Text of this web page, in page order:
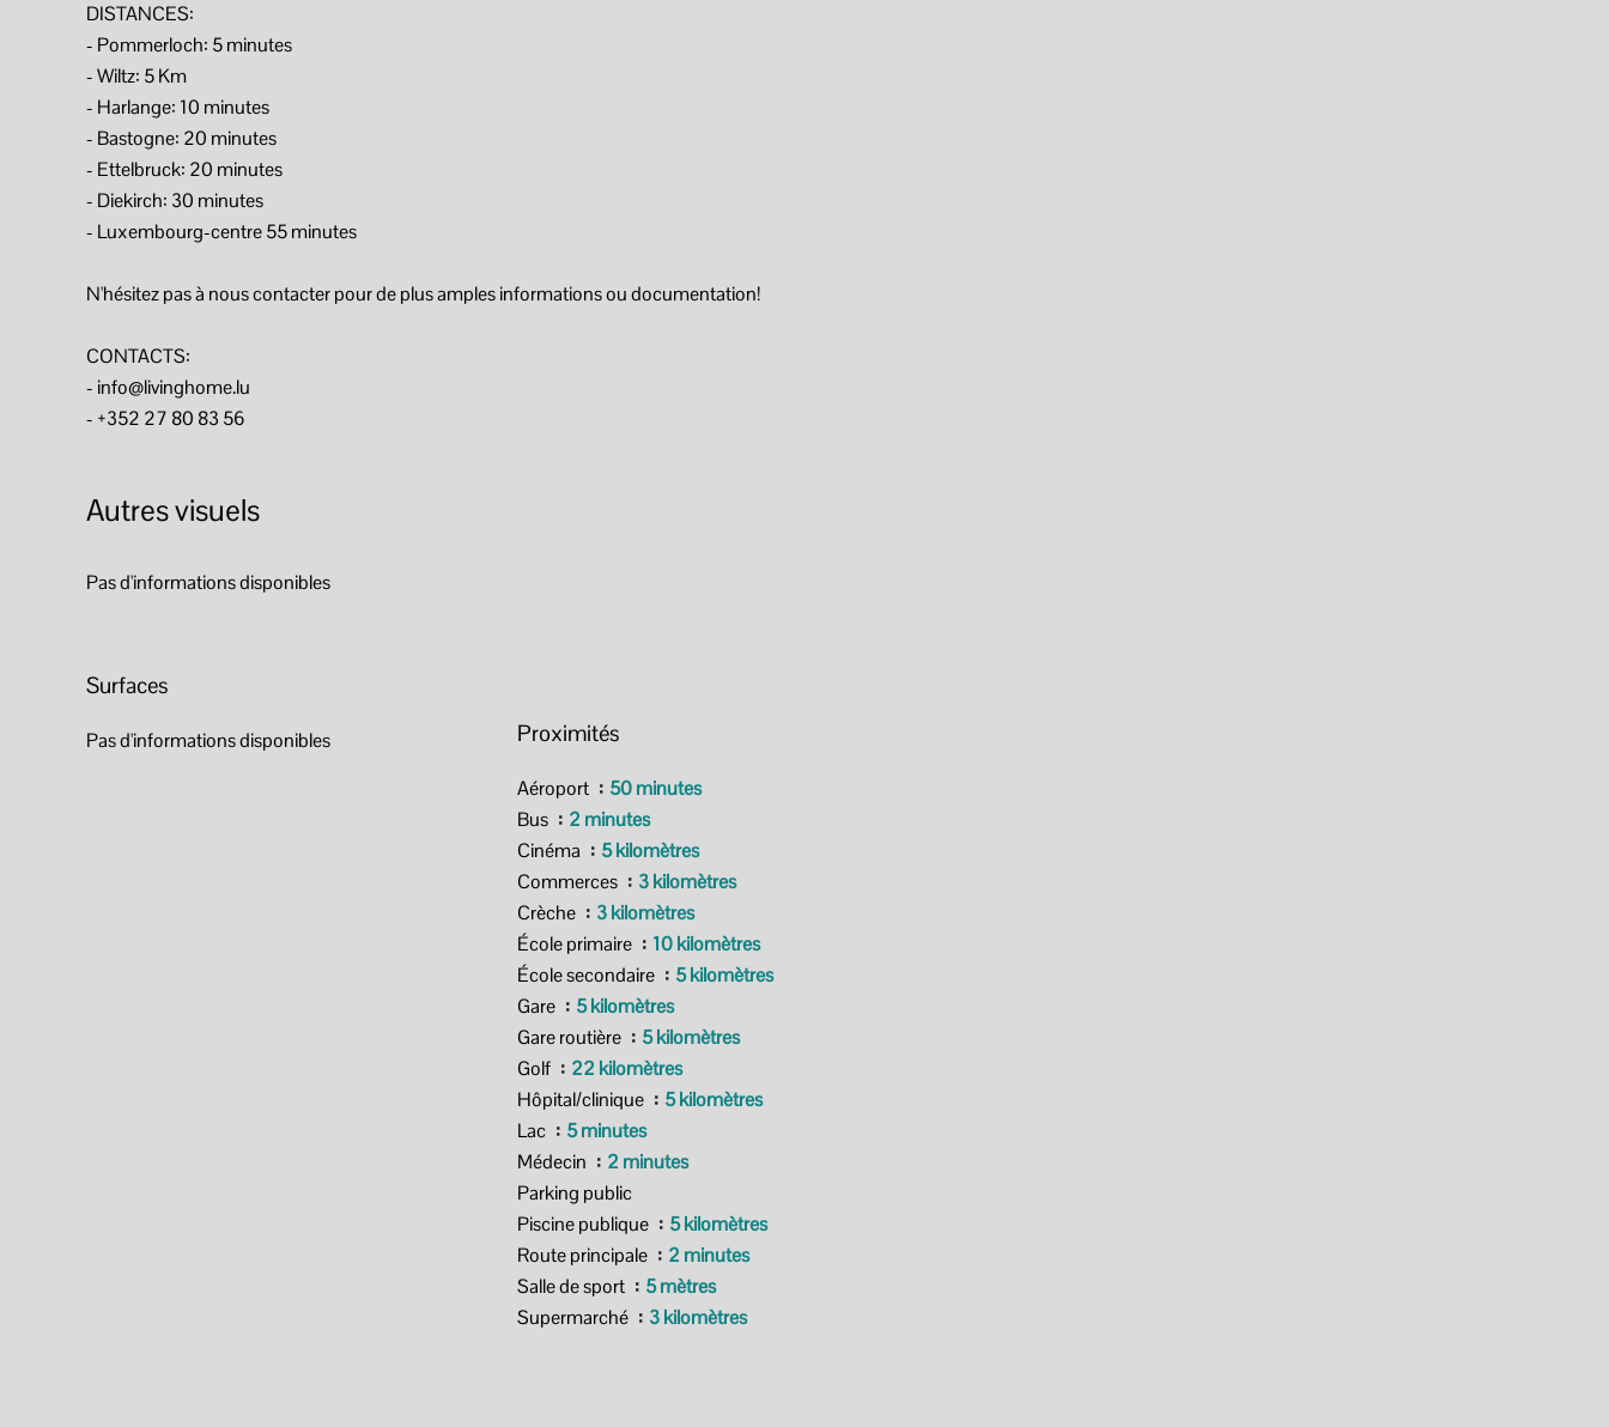
DISTANCES:
- Pommerloch: 5 minutes
- Wiltz: 5 Km
- Harlange: 10 minutes
- Bastogne: 20 minutes
- Ettelbruck: 20 minutes
- Diekirch: 30 minutes
- Luxembourg-centre 55 minutes
N'hésitez pas à nous contacter pour de plus amples informations ou documentation!
CONTACTS:
- info@livinghome.lu
- +352 27 80 83 56
Autres visuels
Pas d'informations disponibles
Surfaces
Pas d'informations disponibles Proximités
Aéroport
50 minutes
Bus
2 minutes
Cinéma
5 kilomètres
Commerces
3 kilomètres
Crèche
3 kilomètres
École primaire
10 kilomètres
École secondaire
5 kilomètres
Gare
5 kilomètres
Gare routière
5 kilomètres
Golf
22 kilomètres
Hôpital/clinique
5 kilomètres
Lac
5 minutes
Médecin
2 minutes
Parking public
Piscine publique
5 kilomètres
Route principale
2 minutes
Salle de sport
5 mètres
Supermarché
3 kilomètres